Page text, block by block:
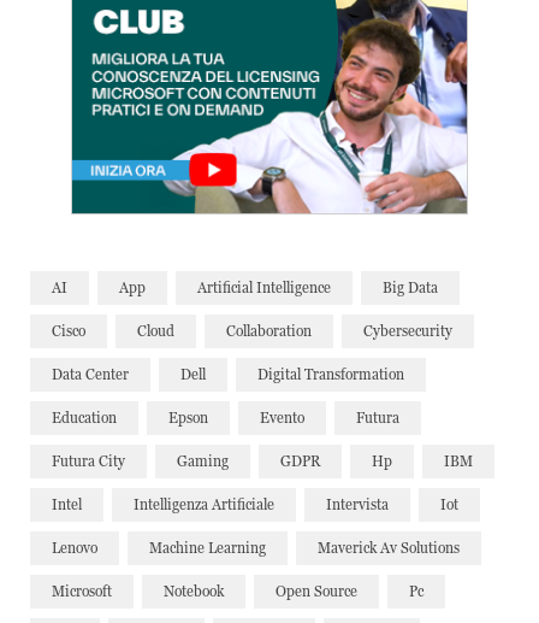
AI App Artificial Intelligence Big Data
Cisco Cloud Collaboration Cybersecurity
Data Center Dell Digital Transformation
Education Epson Evento Futura
Futura City Gaming GDPR Hp IBM
Intel Intelligenza Artificiale Intervista Iot
Lenovo Machine Learning Maverick Av Solutions
Microsoft Notebook Open Source Pc